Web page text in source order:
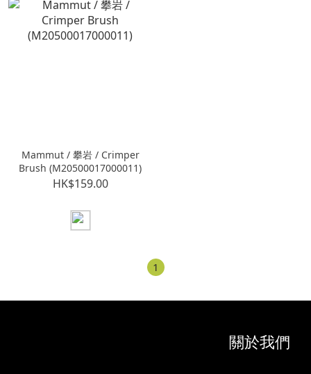
Mammut / 攀岩 / Crimper
Brush (M20500017000011)
HK$159.00
1
關於我們